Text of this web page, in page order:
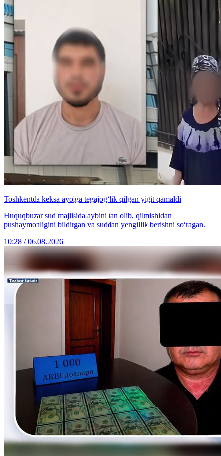
Toshkentda keksa ayolga tegajog‘lik qilgan yigit qamaldi
Huquqbuzar sud majlisida aybini tan olib, qilmishidan
pushaymonligini bildirgan va suddan yengillik berishni so‘ragan.
10:28 / 06.08.2026